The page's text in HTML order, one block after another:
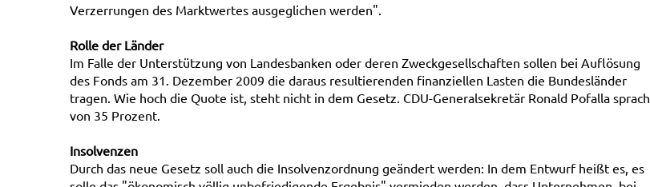
Verzerrungen des Marktwertes ausgeglichen werden".
Rolle der Länder
Im Falle der Unterstützung von Landesbanken oder deren Zweckgesellschaften sollen bei Auflösung
des Fonds am 31. Dezember 2009 die daraus resultierenden finanziellen Lasten die Bundesländer
tragen. Wie hoch die Quote ist, steht nicht in dem Gesetz. CDU-Generalsekretär Ronald Pofalla sprach
von 35 Prozent.
Insolvenzen
Durch das neue Gesetz soll auch die Insolvenzordnung geändert werden: In dem Entwurf heißt es, es